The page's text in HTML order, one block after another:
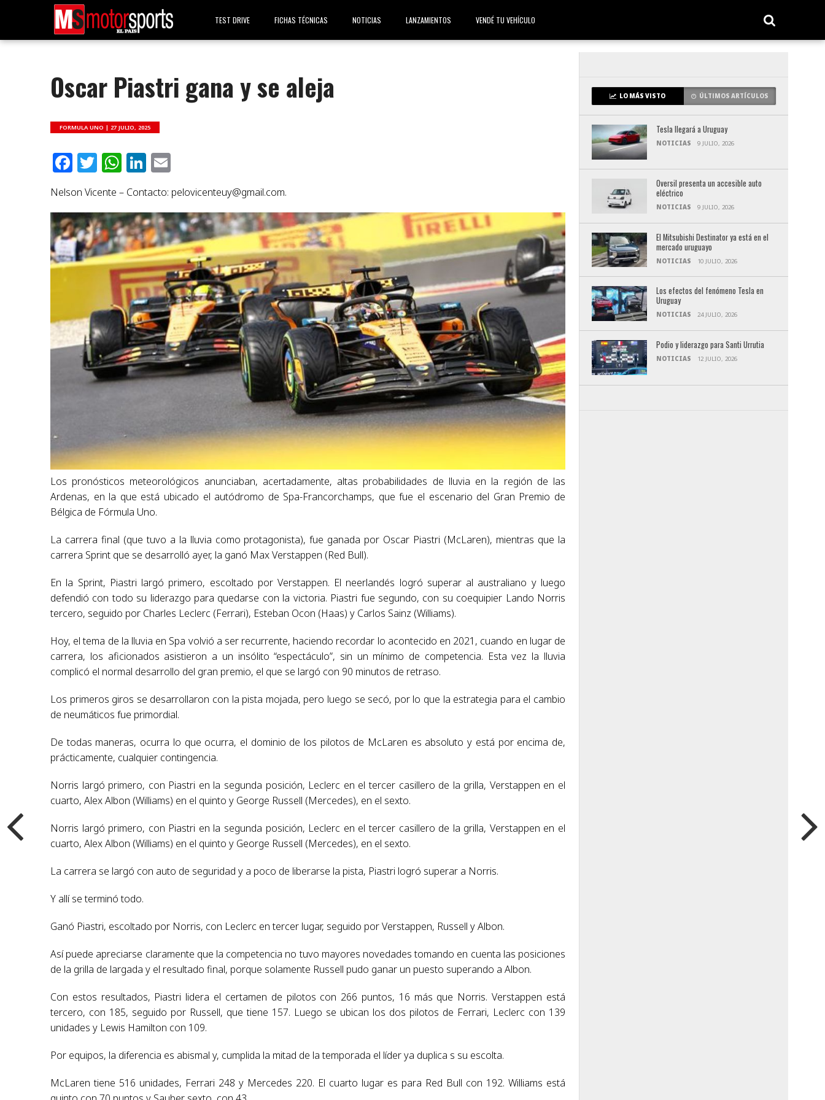
TEST DRIVE FICHAS TÉCNICAS NOTICIAS LANZAMIENTOS VENDÉ TU VEHÍCULO
Oscar Piastri gana y se aleja
FORMULA UNO |27 JULIO, 2025
Facebook
Twitter
WhatsApp
LinkedIn
Nelson Vicente – Contacto: pelovicenteuy@gmail.com.
Los pronósticos meteorológicos anunciaban, acertadamente, altas probabilidades de lluvia en la región de las
Ardenas, en la que está ubicado el autódromo de Spa-Francorchamps, que fue el escenario del Gran Premio de
Bélgica de Fórmula Uno.
La carrera final (que tuvo a la lluvia como protagonista), fue ganada por Oscar Piastri (McLaren), mientras que la
carrera Sprint que se desarrolló ayer, la ganó Max Verstappen (Red Bull).
En la Sprint, Piastri largó primero, escoltado por Verstappen. El neerlandés logró superar al australiano y luego
defendió con todo su liderazgo para quedarse con la victoria. Piastri fue segundo, con su coequipier Lando Norris
tercero, seguido por Charles Leclerc (Ferrari), Esteban Ocon (Haas) y Carlos Sainz (Williams).
Hoy, el tema de la lluvia en Spa volvió a ser recurrente, haciendo recordar lo acontecido en 2021, cuando en lugar de
carrera, los aficionados asistieron a un insólito “espectáculo”, sin un mínimo de competencia. Esta vez la lluvia
complicó el normal desarrollo del gran premio, el que se largó con 90 minutos de retraso.
Los primeros giros se desarrollaron con la pista mojada, pero luego se secó, por lo que la estrategia para el cambio
de neumáticos fue primordial.
De todas maneras, ocurra lo que ocurra, el dominio de los pilotos de McLaren es absoluto y está por encima de,
prácticamente, cualquier contingencia.
Norris largó primero, con Piastri en la segunda posición, Leclerc en el tercer casillero de la grilla, Verstappen en el
cuarto, Alex Albon (Williams) en el quinto y George Russell (Mercedes), en el sexto.
Norris largó primero, con Piastri en la segunda posición, Leclerc en el tercer casillero de la grilla, Verstappen en el
cuarto, Alex Albon (Williams) en el quinto y George Russell (Mercedes), en el sexto.
La carrera se largó con auto de seguridad y a poco de liberarse la pista, Piastri logró superar a Norris.
Y allí se terminó todo.
Ganó Piastri, escoltado por Norris, con Leclerc en tercer lugar, seguido por Verstappen, Russell y Albon.
Así puede apreciarse claramente que la competencia no tuvo mayores novedades tomando en cuenta las posiciones
de la grilla de largada y el resultado final, porque solamente Russell pudo ganar un puesto superando a Albon.
Con estos resultados, Piastri lidera el certamen de pilotos con 266 puntos, 16 más que Norris. Verstappen está
tercero, con 185, seguido por Russell, que tiene 157. Luego se ubican los dos pilotos de Ferrari, Leclerc con 139
unidades y Lewis Hamilton con 109.
Por equipos, la diferencia es abismal y, cumplida la mitad de la temporada el líder ya duplica s su escolta.
McLaren tiene 516 unidades, Ferrari 248 y Mercedes 220. El cuarto lugar es para Red Bull con 192. Williams está
LO MÁS VISTO ÚLTIMOS ARTÍCULOS
Tesla llegará a Uruguay
NOTICIAS 9 JULIO, 2026
Oversil presenta un accesible auto
eléctrico
NOTICIAS 9 JULIO, 2026
El Mitsubishi Destinator ya está en el
mercado uruguayo
NOTICIAS 10 JULIO, 2026
Los efectos del fenómeno Tesla en
Uruguay
NOTICIAS 24 JULIO, 2026
Podio y liderazgo para Santi Urrutia
NOTICIAS 12 JULIO, 2026